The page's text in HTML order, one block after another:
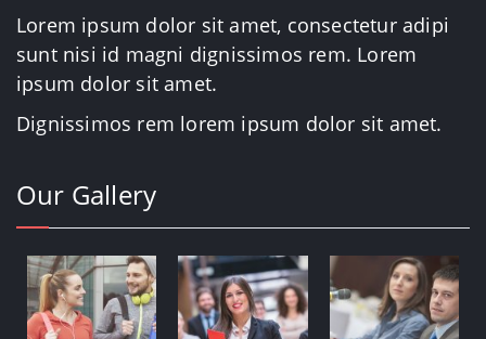
Lorem ipsum dolor sit amet, consectetur adipi
sunt nisi id magni dignissimos rem. Lorem
ipsum dolor sit amet.
Dignissimos rem lorem ipsum dolor sit amet.
Our Gallery